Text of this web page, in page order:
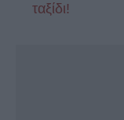
ταξίδι!